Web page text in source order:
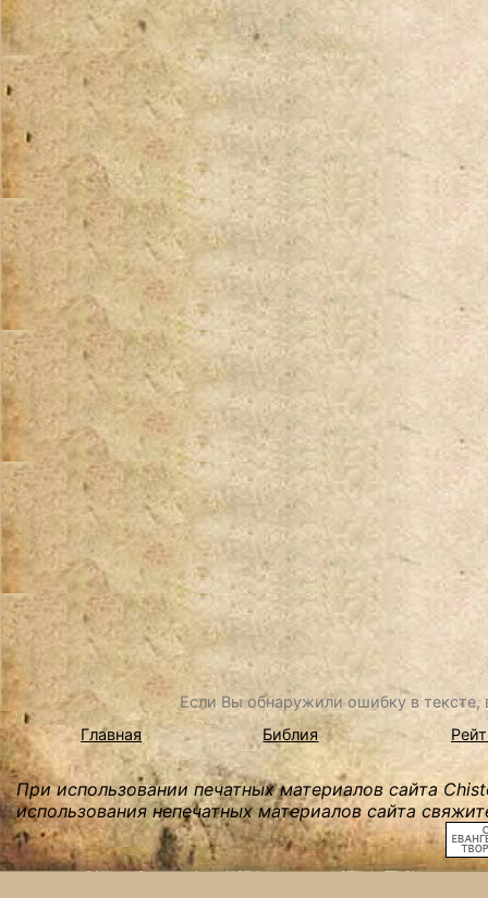
Если Вы обнаружили ошибку в
Главная
Библия
При использовании печатных материалов сайта
использования непечатных материалов сайта